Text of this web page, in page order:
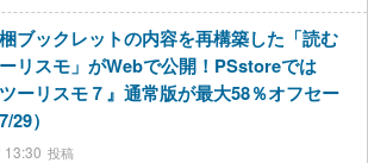
ブックレットの内容を再構築した「読む
リスモ」がWebで公開！PSstoreでは
ツーリスモ７』通常版が最大58％オフセー
29）
13:30